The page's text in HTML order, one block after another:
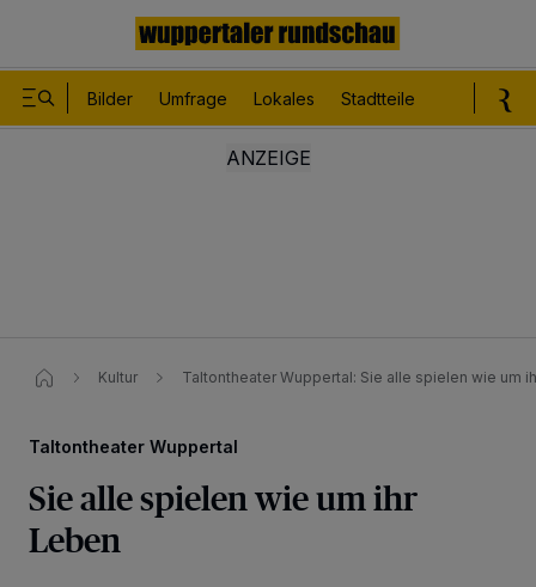
Bilder Umfrage Lokales Stadtteile
Kultur Taltontheater Wuppertal: Sie alle spielen wie um
Taltontheater Wuppertal
Sie alle spielen wie um ihr
Leben